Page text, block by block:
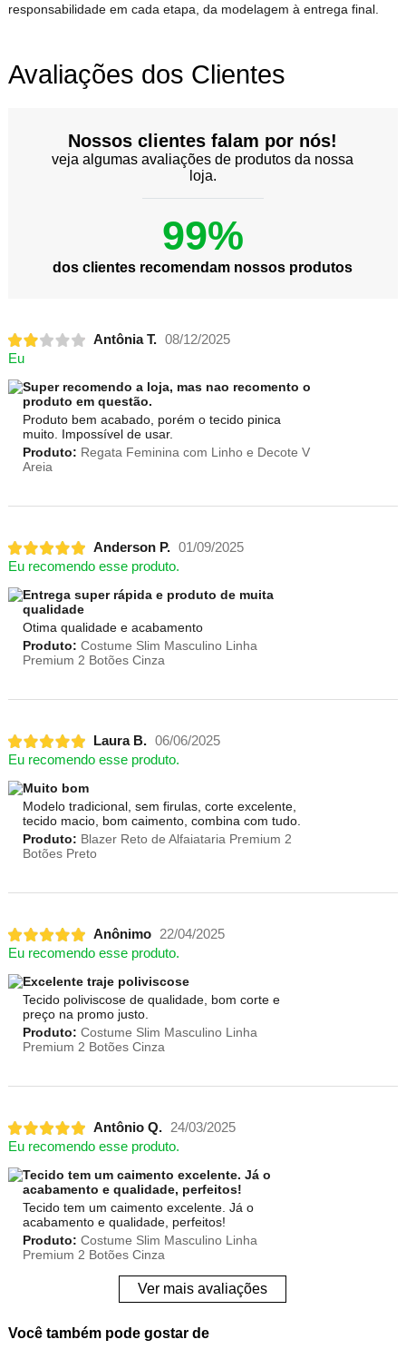
responsabilidade em cada etapa, da modelagem à entrega final.
Avaliações dos Clientes
Nossos clientes falam por nós!
veja algumas avaliações de produtos da nossa
loja.
99%
dos clientes recomendam nossos produtos
Antônia T. 08/12/2025
Eu
Super recomendo a loja, mas nao recomento o
produto em questão.
Produto bem acabado, porém o tecido pinica
muito. Impossível de usar.
Produto: Regata Feminina com Linho e Decote V
Areia
Anderson P. 01/09/2025
Eu recomendo esse produto.
Entrega super rápida e produto de muita
qualidade
Otima qualidade e acabamento
Produto: Costume Slim Masculino Linha
Premium 2 Botões Cinza
Laura B. 06/06/2025
Eu recomendo esse produto.
Muito bom
Modelo tradicional, sem firulas, corte excelente,
tecido macio, bom caimento, combina com tudo.
Produto: Blazer Reto de Alfaiataria Premium 2
Botões Preto
Anônimo 22/04/2025
Eu recomendo esse produto.
Excelente traje poliviscose
Tecido poliviscose de qualidade, bom corte e
preço na promo justo.
Produto: Costume Slim Masculino Linha
Premium 2 Botões Cinza
Antônio Q. 24/03/2025
Eu recomendo esse produto.
Tecido tem um caimento excelente. Já o
acabamento e qualidade, perfeitos!
Tecido tem um caimento excelente. Já o
acabamento e qualidade, perfeitos!
Produto: Costume Slim Masculino Linha
Premium 2 Botões Cinza
Ver mais avaliações
Você também pode gostar de